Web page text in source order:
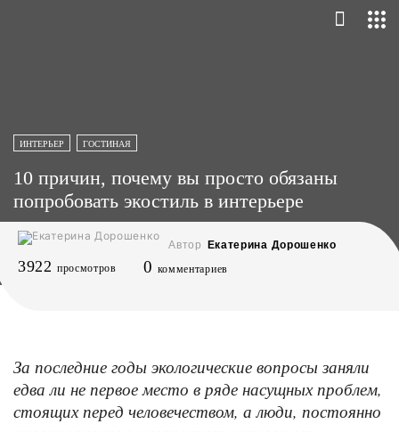
ИНТЕРЬЕР ГОСТИНАЯ
10 причин, почему вы просто обязаны
попробовать экостиль в интерьере
Автор Екатерина Дорошенко
3922 просмотров 0 комментариев
За последние годы экологические вопросы заняли
едва ли не первое место в ряде насущных проблем,
стоящих перед человечеством, а люди, постоянно